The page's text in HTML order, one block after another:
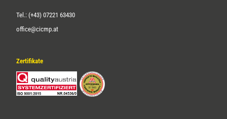
Tel.: (+43) 07221 63430
office@cicmp.at
Zertifikate